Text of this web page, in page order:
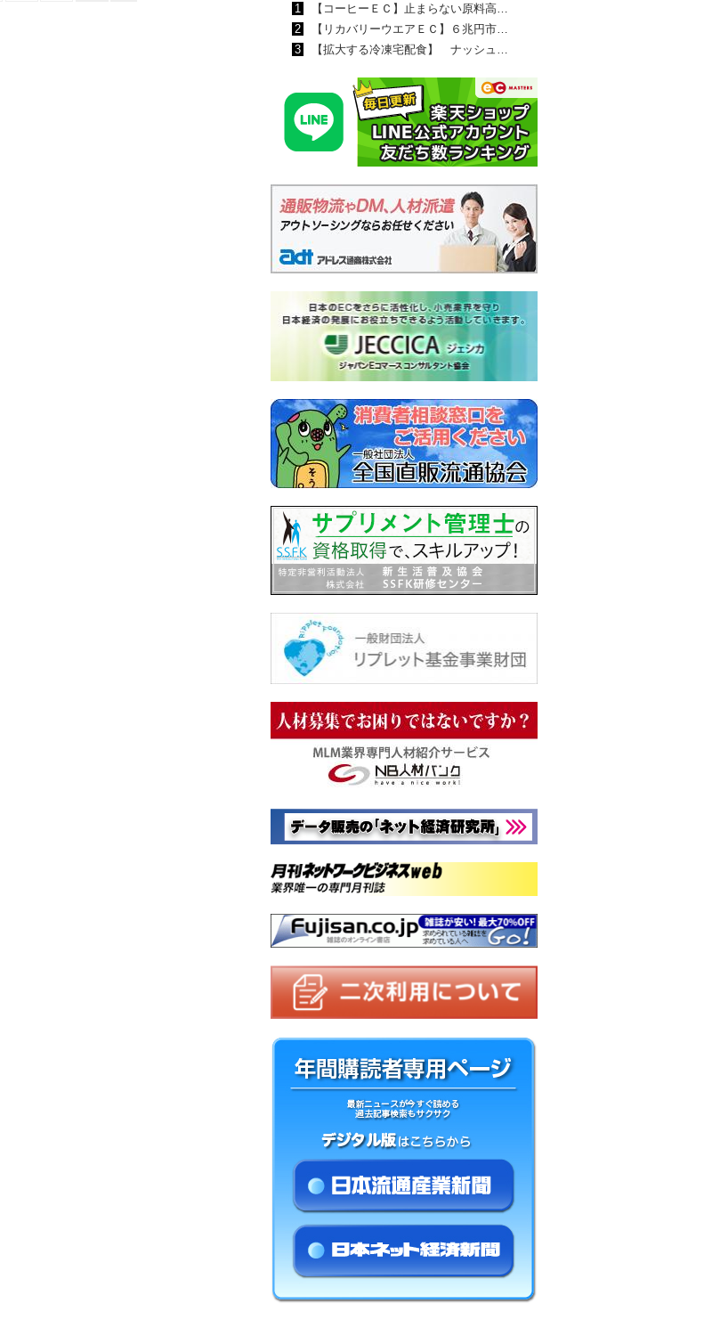
1
【コーヒーＥＣ】止まらない原料高…
2
【リカバリーウエアＥＣ】６兆円市…
3
【拡大する冷凍宅配食】 ナッシュ…